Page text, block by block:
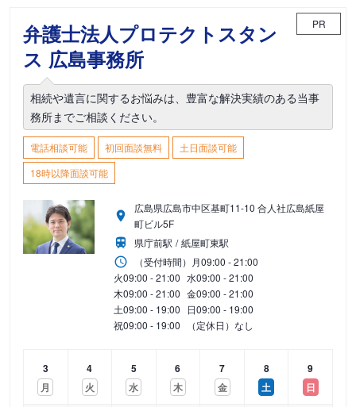
弁護士法人プロテクトスタン
ス 広島事務所
PR
相続や遺言に関するお悩みは、豊富な解決実績のある当事
務所までご相談ください。
電話相談可能 初回面談無料
土日面談可能
18時以降面談可能
広島県広島市中区基町11-10 合人社広島紙屋
町ビル5F
県庁前駅
紙屋町東駅
（受付時間） 月09:00 - 21:00
火09:00 - 21:00 水09:00 - 21:00
木09:00 - 21:00 金09:00 - 21:00
土09:00 - 19:00 日09:00 - 19:00
祝09:00 - 19:00 （定休日）なし
3
月
4
火
5
水
6
木
7
金
8
土
9
日